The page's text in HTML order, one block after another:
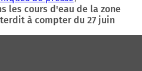
nouvel
onglet)
les cours d'eau de la zone
à compter du 27 juin